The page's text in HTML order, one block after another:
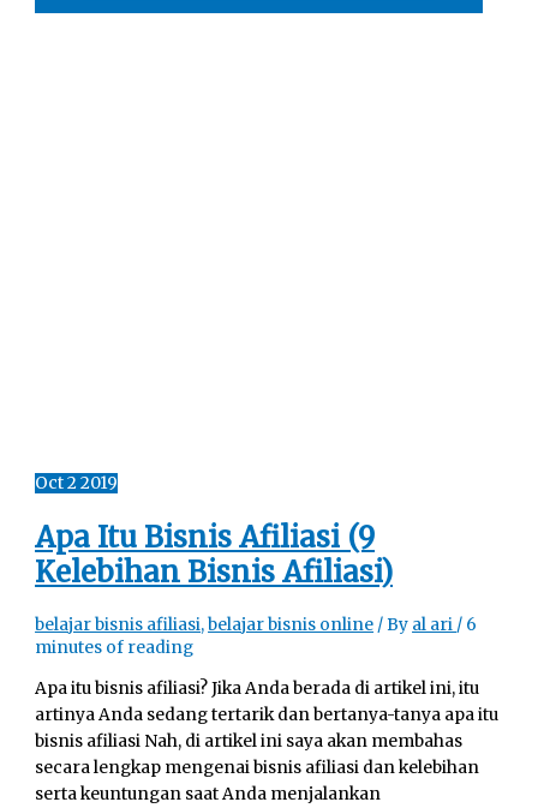
Oct22019
Apa Itu Bisnis Afiliasi (9
Kelebihan Bisnis Afiliasi)
belajar bisnis afiliasi,belajar bisnis online / By al ari / 6
minutes of reading
Apa itu bisnis afiliasi? Jika Anda berada di artikel ini, itu
artinya Anda sedang tertarik dan bertanya-tanya apa itu
bisnis afiliasi Nah, di artikel ini saya akan membahas
secara lengkap mengenai bisnis afiliasi dan kelebihan
serta keuntungan saat Anda menjalankan